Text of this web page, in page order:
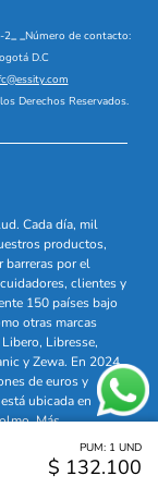
PUM: 1 UND
$ 132.100
2_ _Número de contacto:
D.C
Derechos Reservados.
Cada día, mil
productos,
barreras por el
clientes y
150 países bajo
otras marcas
Libresse,
y Zewa. En 2024,
de euros y
ubicada en
Más